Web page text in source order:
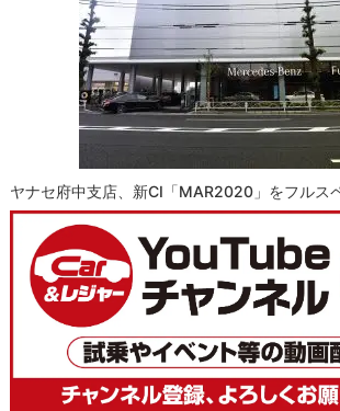
ヤナセ府中支店、新CI「MAR2020」をフルス